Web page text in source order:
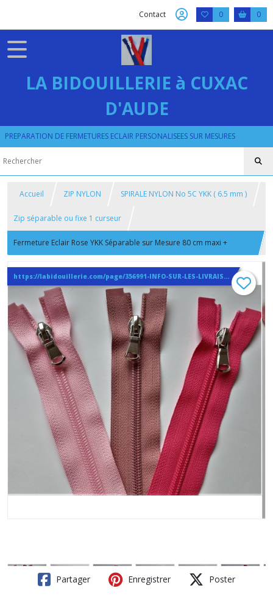
Contact 0 0
LA BIDOUILLERIE à CUXAC
D'AUDE
PREPARATION DE FERMETURES ECLAIR PERSONALISEES SUR MESURES
Accueil ZIP NYLON SPIRALE NYLON No 5C YKK ( 6.5 mm )
Zip séparable ou fixe 1 curseur
Fermeture Eclair Rose YKK Séparable sur Mesure 80 cm maxi +
Curseur Classique ou Reversible
https://labidouillerie.com/page/356991-INFO-SUR-LES-LIVRAISONS.html
Partager Enregistrer Poster